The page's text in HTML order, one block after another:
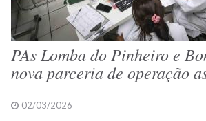
PAs Lomba do Pinheiro e
nova parceria de operação
02/03/2026